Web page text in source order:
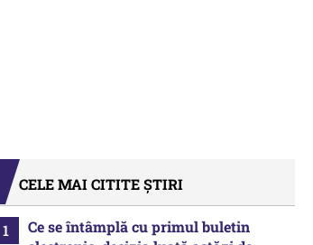
CELE MAI CITITE ȘTIRI
Ce se întâmplă cu primul buletin